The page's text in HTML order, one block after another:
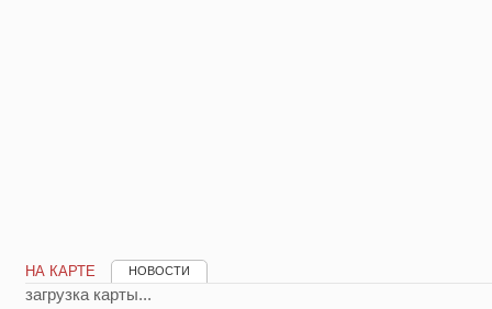
НА КАРТЕ НОВОСТИ
загрузка карты...